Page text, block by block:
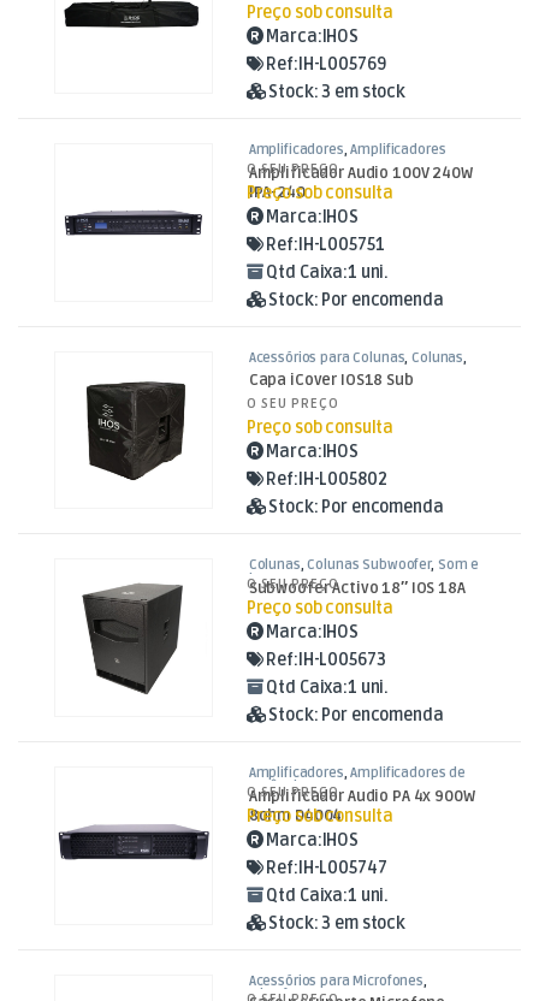
Preço sob consulta
Marca: IHOS
Ref: IH-L005769
Stock: 3 em stock
Amplificadores,Amplificadores
L100V,Som e Luz
Amplificador Audio 100V 240W
IPA-240
O SEU PREÇO
Preço sob consulta
Marca: IHOS
Ref: IH-L005751
Qtd Caixa:1 uni.
Stock: Por encomenda
Acessórios para Colunas ,Colunas
Som e Luz
Capa iCover IOS18 Sub
O SEU PREÇO
Preço sob consulta
Marca: IHOS
Ref: IH-L005802
Stock: Por encomenda
Colunas,Colunas Subwoofer, Som e
Luz
Subwoofer Activo 18″ IOS 18A
O SEU PREÇO
Preço sob consulta
Marca: IHOS
Ref: IH-L005673
Qtd Caixa:1 uni.
Stock: Por encomenda
Amplificadores,Amplificadores de
Potência,Som e Luz
Amplificador Audio PA 4x 900W
8ohm D4004
O SEU PREÇO
Preço sob consulta
Marca: IHOS
Ref: IH-L005747
Qtd Caixa:1 uni.
Stock: 3 em stock
Acessórios para Microfones
Microfones , Som e Luz